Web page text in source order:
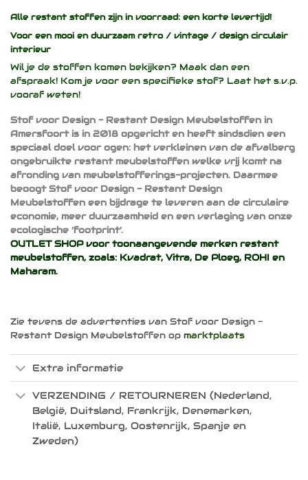
Alle restant stoffen zijn in voorraad: een korte levertijd!
Voor een mooi en duurzaam retro / vintage / design circulair
interieur
Wil je de stoffen komen bekijken? Maak dan een
afspraak! Kom je voor een specifieke stof? Laat het s.v.p.
vooraf weten!
Stof voor Design - Restant Design Meubelstoffen in
Amersfoort is in 2018 opgericht en heeft sindsdien een
speciaal doel voor ogen: het verkleinen van de afvalberg
ongebruikte restant meubelstoffen welke vrij komt na
afronding van meubelstofferings-projecten. Daarmee
beoogt Stof voor Design - Restant Design
Meubelstoffen een bijdrage te leveren aan de circulaire
economie, meer duurzaamheid en een verlaging van onze
ecologische ‘footprint’.
OUTLET SHOP voor toonaangevende merken restant
meubelstoffen, zoals: Kvadrat, Vitra, De Ploeg, ROHI en
Maharam.
Zie tevens de advertenties van Stof voor Design -
Restant Design Meubelstoffen op marktplaats
Extra informatie
VERZENDING / RETOURNEREN (Nederland,
België, Duitsland, Frankrijk, Denemarken,
Italië, Luxemburg, Oostenrijk, Spanje en
Zweden)